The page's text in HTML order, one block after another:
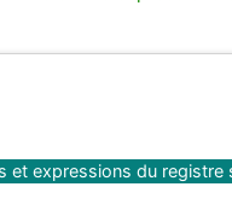
et expressions du registre